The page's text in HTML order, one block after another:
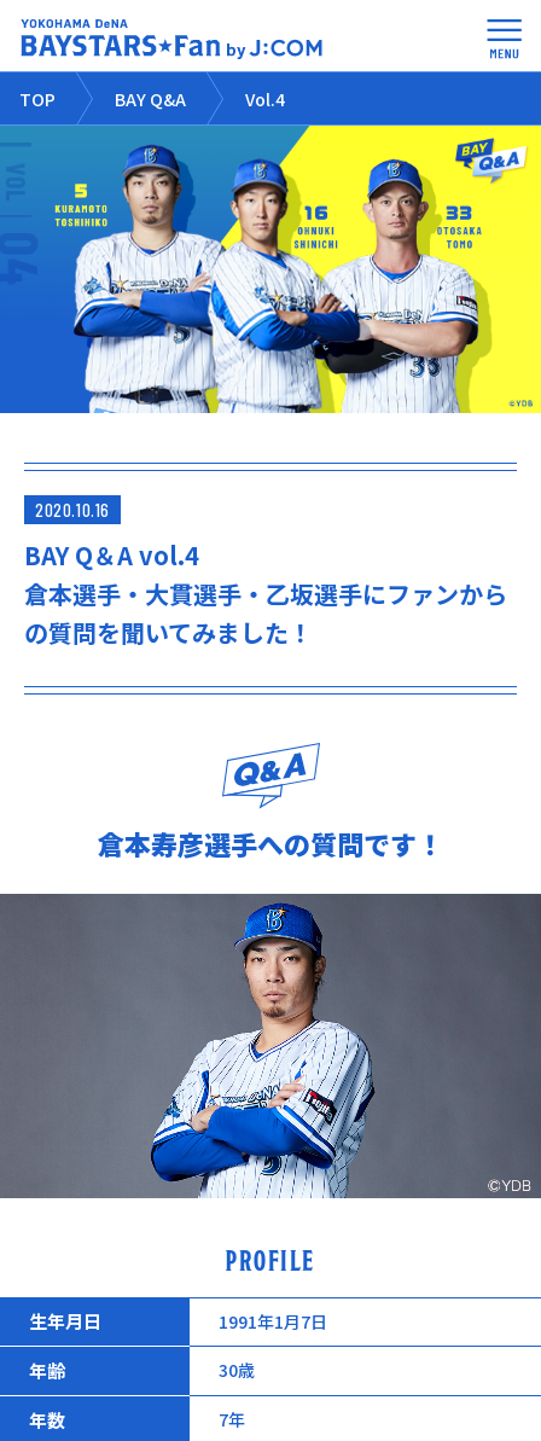
TOP BAY Q&A Vol.4
2020.10.16
BAY Q＆A vol.4
倉本選手・大貫選手・乙坂選手にファンから
の質問を聞いてみました！
倉本寿彦選手への質問です！
PROFILE
生年月日 1991年1月7日
年齢 30歳
年数 7年